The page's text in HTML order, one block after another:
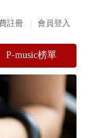
會員登入
註冊
P-music榜單